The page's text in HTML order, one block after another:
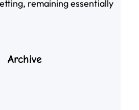
remaining essentially
Archive